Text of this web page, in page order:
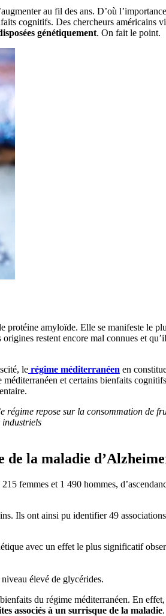
au fil des ans. D’où
cognitifs. Des chercheurs américains
génétiquement. On fait le point.
protéine amyloïde. Elle se manifeste le
restent encore mal connues et
le régime méditerranéen en
et certains bienfaits
repose sur la consommation de
industriels
de la maladie
femmes et 1 490 hommes,
Ils ont ainsi pu identifier 49
avec un effet le plus significatif
élevé de glycérides.
du régime méditerranéen. En
associés à un surrisque de la maladie.